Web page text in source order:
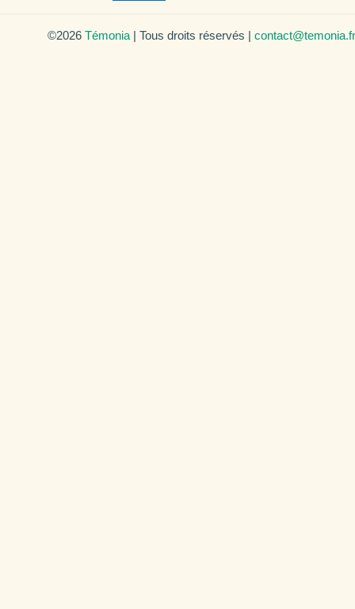
©2026 Témonia | Tous droits réservés | contact@temonia.fr